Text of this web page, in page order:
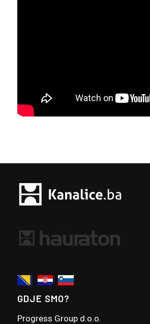
GDJE SMO?
Progress Group d.o.o.